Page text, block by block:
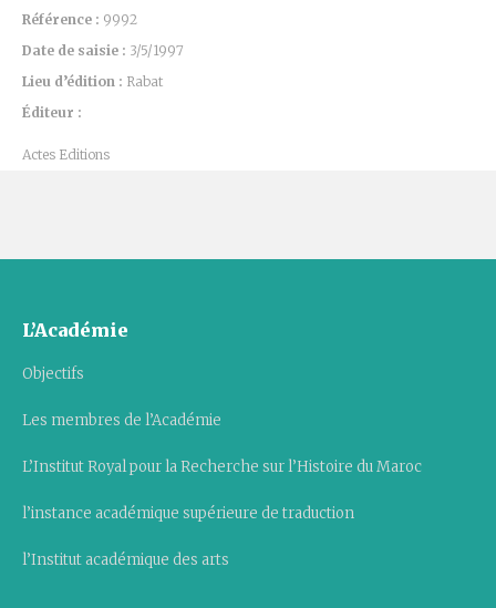
Référence : 9992
Date de saisie : 3/5/1997
Lieu d’édition : Rabat
Éditeur :
Actes Editions
L’Académie
Objectifs
Les membres de l’Académie
L’Institut Royal pour la Recherche sur l’Histoire du Maroc
l’instance académique supérieure de traduction
l’Institut académique des arts